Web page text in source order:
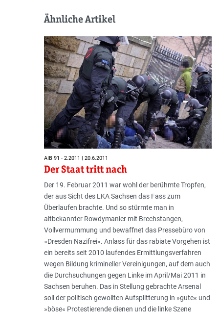
Ähnliche Artikel
AIB 91 - 2.2011 | 20.6.2011
Der Staat tritt nach
Der 19. Februar 2011 war wohl der berühmte Tropfen,
der aus Sicht des LKA Sachsen das Fass zum
Überlaufen brachte. Und so stürmte man in
altbekannter Rowdymanier mit Brechstangen,
Vollvermummung und bewaffnet das Pressebüro von
»Dresden Nazifrei«. Anlass für das rabiate Vorgehen ist
ein bereits seit 2010 laufendes Ermittlungsverfahren
wegen Bildung krimineller Vereinigungen, auf dem auch
die Durchsuchungen gegen Linke im April/Mai 2011 in
Sachsen beruhen. Das in Stellung gebrachte Arsenal
soll der politisch gewollten Aufsplitterung in »gute« und
»böse« Protestierende dienen und die linke Szene